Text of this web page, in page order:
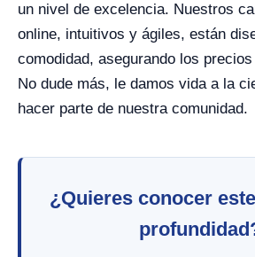
un nivel de excelencia. Nuestros
online, intuitivos y ágiles, están
comodidad, asegurando los
No dude más, le damos vida a la
hacer parte de nuestra comunidad.
¿Quieres conocer